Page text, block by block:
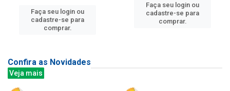
Faça seu login ou
cadastre-se para
comprar.
Faça seu login ou
cadastre-se para
comprar.
Confira as Novidades
Veja mais